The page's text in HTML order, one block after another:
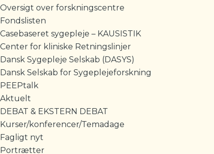
Oversigt over forskningscentre
Fondslisten
Casebaseret sygepleje – KAUSISTIK
Center for kliniske Retningslinjer
Dansk Sygepleje Selskab (DASYS)
Dansk Selskab for Sygeplejeforskning
PEEPtalk
Aktuelt
DEBAT & EKSTERN DEBAT
Kurser/konferencer/Temadage
Fagligt nyt
Portrætter